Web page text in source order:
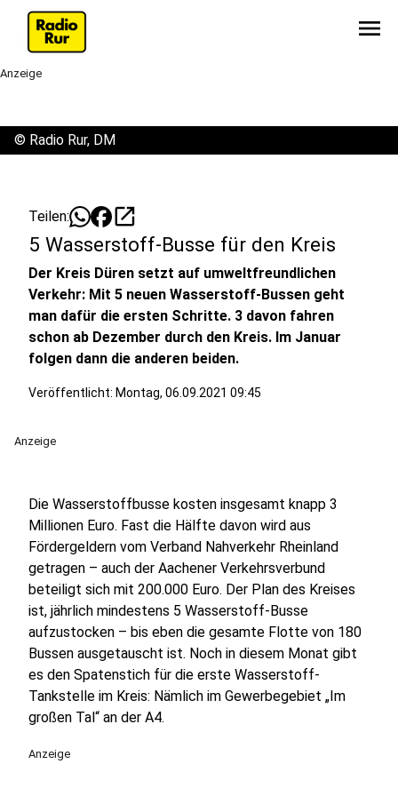
menu
Anzeige
© Radio Rur, DM
Teilen: open_in_new
5 Wasserstoff-Busse für den Kreis
Der Kreis Düren setzt auf umweltfreundlichen
Verkehr: Mit 5 neuen Wasserstoff-Bussen geht
man dafür die ersten Schritte. 3 davon fahren
schon ab Dezember durch den Kreis. Im Januar
folgen dann die anderen beiden.
Veröffentlicht: Montag, 06.09.2021 09:45
Anzeige
Die Wasserstoffbusse kosten insgesamt knapp 3
Millionen Euro. Fast die Hälfte davon wird aus
Fördergeldern vom Verband Nahverkehr Rheinland
getragen – auch der Aachener Verkehrsverbund
beteiligt sich mit 200.000 Euro. Der Plan des Kreises
ist, jährlich mindestens 5 Wasserstoff-Busse
aufzustocken – bis eben die gesamte Flotte von 180
Bussen ausgetauscht ist. Noch in diesem Monat gibt
es den Spatenstich für die erste Wasserstoff-
Tankstelle im Kreis: Nämlich im Gewerbegebiet „Im
großen Tal“ an der A4.
Anzeige